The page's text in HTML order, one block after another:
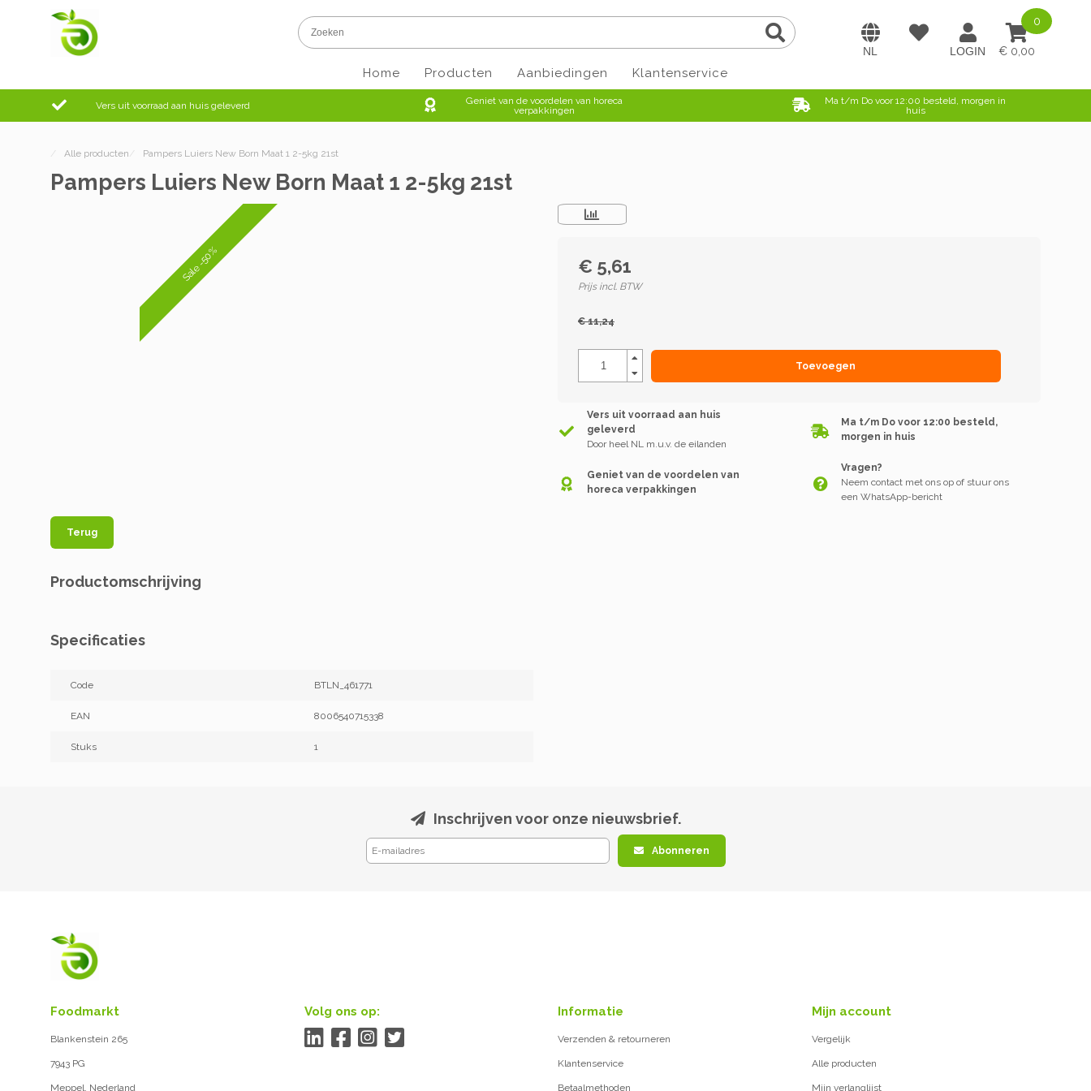
0,00
0
Home Producten Aanbiedingen Klantenservice
Vers uit voorraad aan huis geleverd
Geniet van de voordelen van horeca
verpakkingen
Ma t/m Do voor 12:00 besteld, morgen in
huis
/ Alle producten / Pampers Luiers New Born Maat 1 2-5kg 21st
Pampers Luiers New Born Maat 1 2-5kg 21st
Sale -50%
Terug
€ 5,61
Prijs incl. BTW
€ 11,24
Toevoegen
Vers uit voorraad aan huis
geleverd
Door heel NL m.u.v. de eilanden
Ma t/m Do voor 12:00 besteld,
morgen in huis
Geniet van de voordelen van
horeca verpakkingen
Vragen?
Neem contact met ons op of stuur ons
een WhatsApp-bericht
Productomschrijving
Specificaties
Code BTLN_461771
EAN 8006540715338
Stuks 1
Inschrijven voor onze nieuwsbrief.
Abonneren
Foodmarkt
Blankenstein 265
7943 PG
Meppel, Nederland
Volg ons op: Informatie
Verzenden & retourneren
Klantenservice
Betaalmethoden
Mijn account
Vergelijk
Alle producten
Mijn verlanglijst